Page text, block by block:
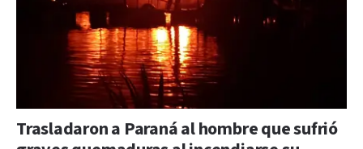
Trasladaron a Paraná al hombre que sufrió